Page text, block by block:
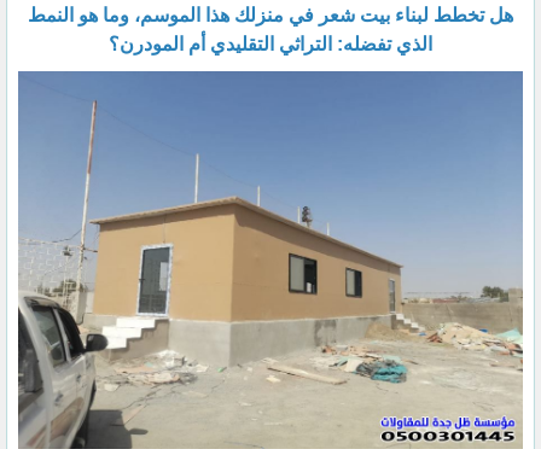
​هل تخطط لبناء بيت شعر في منزلك هذا الموسم، وما هو النمط
الذي تفضله: التراثي التقليدي أم المودرن؟